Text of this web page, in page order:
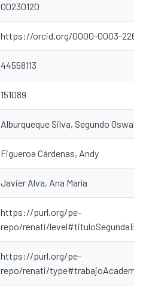
00230120
https://orcid.org/0000-0003-
44558113
151089
Alburqueque Silva, Segundo
Figueroa Cárdenas, Andy
Javier Alva, Ana María
https://purl.org/pe-
repo/renati/
https://purl.org/pe-
repo/renati/